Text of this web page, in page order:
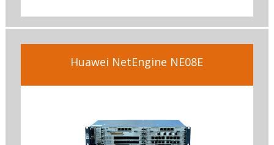
Huawei NetEngine NE08E